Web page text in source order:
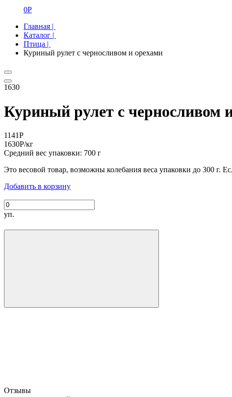
0Р
Главная |
Каталог |
Птица |
Куриный рулет с черносливом и орехами
1630
Куриный рулет с черносливом
1141Р
1630Р/кг
Средний вес упаковки: 700 г
Это весовой товар, возможны колебания веса упаковки до 300 г.
Добавить в корзину
уп.
Отзывы